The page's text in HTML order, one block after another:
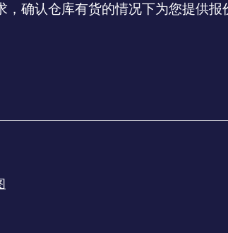
，确认仓库有货的情况下为您提供报